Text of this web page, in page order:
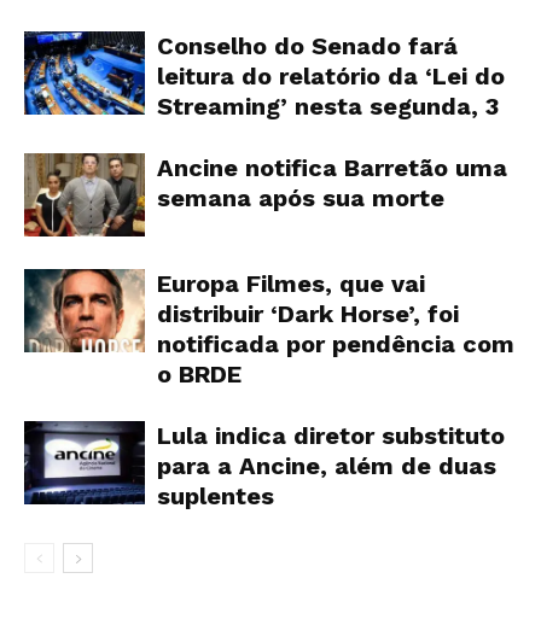
Conselho do Senado fará
leitura do relatório da ‘Lei do
Streaming’ nesta segunda, 3
Ancine notifica Barretão uma
semana após sua morte
Europa Filmes, que vai
distribuir ‘Dark Horse’, foi
notificada por pendência com
o BRDE
Lula indica diretor substituto
para a Ancine, além de duas
suplentes